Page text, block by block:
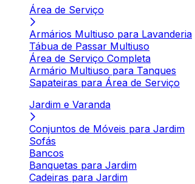
Área de Serviço
Armários Multiuso para Lavanderia
Tábua de Passar Multiuso
Área de Serviço Completa
Armário Multiuso para Tanques
Sapateiras para Área de Serviço
Jardim e Varanda
Conjuntos de Móveis para Jardim
Sofás
Bancos
Banquetas para Jardim
Cadeiras para Jardim